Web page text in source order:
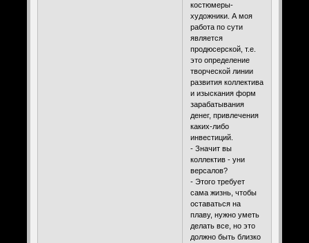
костюмеры-
художники. А моя
работа по сути
является
продюсерской, т.е.
это определение
творческой линии
развития коллектива
и изыскания форм
зарабатывания
денег, привлечения
каких-либо
инвестиций.
- Значит вы
коллектив - уни
версалов?
- Этого требует
сама жизнь, чтобы
оставаться на
плаву, нужно уметь
делать все, но это
должно быть близко